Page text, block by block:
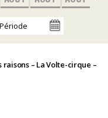
raisons – La Volte-cirque –